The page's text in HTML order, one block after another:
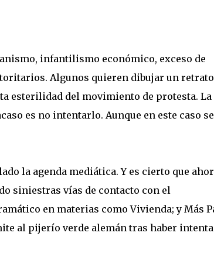
infantilismo económico, exceso de
Algunos quieren dibujar un retrato
esterilidad del movimiento de protesta. La
es no intentarlo. Aunque en este caso se
la agenda mediática. Y es cierto que
siniestras vías de contacto con el
en materias como Vivienda; y Más
al pijerío verde alemán tras haber